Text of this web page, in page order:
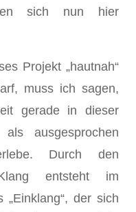
sich nun hier
Projekt „hautnah“
muss ich sagen,
gerade in dieser
ausgesprochen
Durch den
entsteht im
der sich